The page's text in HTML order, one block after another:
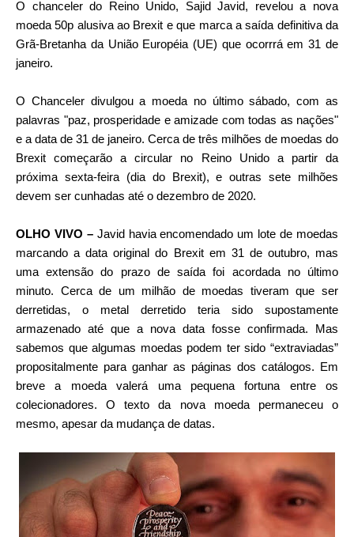
O chanceler do Reino Unido, Sajid Javid, revelou a nova
moeda 50p alusiva ao Brexit e que marca a saída definitiva da
Grã-Bretanha da União Européia (UE) que ocorrrá em 31 de
janeiro.
O Chanceler divulgou a moeda no último sábado, com as
palavras "paz, prosperidade e amizade com todas as nações"
e a data de 31 de janeiro. Cerca de três milhões de moedas do
Brexit começarão a circular no Reino Unido a partir da
próxima sexta-feira (dia do Brexit), e outras sete milhões
devem ser cunhadas até o dezembro de 2020.
OLHO VIVO –Javid havia encomendado um lote de moedas
marcando a data original do Brexit em 31 de outubro, mas
uma extensão do prazo de saída foi acordada no último
minuto. Cerca de um milhão de moedas tiveram que ser
derretidas, o metal derretido teria sido supostamente
armazenado até que a nova data fosse confirmada. Mas
sabemos que algumas moedas podem ter sido “extraviadas”
propositalmente para ganhar as páginas dos catálogos. Em
breve a moeda valerá uma pequena fortuna entre os
colecionadores. O texto da nova moeda permaneceu o
mesmo, apesar da mudança de datas.